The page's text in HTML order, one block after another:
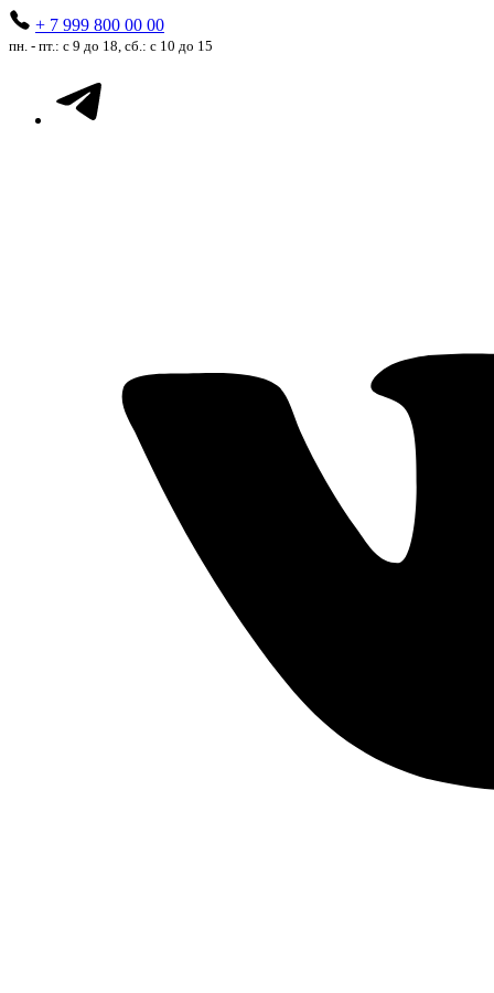
+ 7 999 800 00 00
пн. - пт.: с 9 до 18, сб.: с 10 до 15